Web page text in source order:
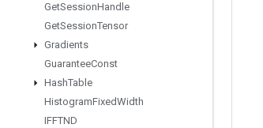
GetSessionHandle
GetSessionTensor
Gradients
GuaranteeConst
HashTable
HistogramFixedWidth
IFFTND